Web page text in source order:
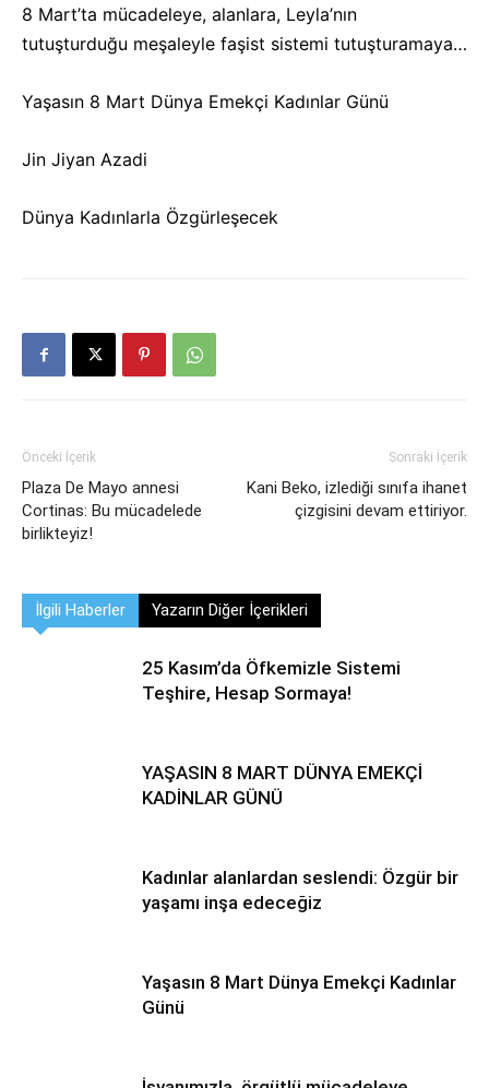
8 Mart’ta mücadeleye, alanlara, Leyla’nın
tutuşturduğu meşaleyle faşist sistemi tutuşturamaya…
Yaşasın 8 Mart Dünya Emekçi Kadınlar Günü
Jin Jiyan Azadi
Dünya Kadınlarla Özgürleşecek
Önceki İçerik
Plaza De Mayo annesi
Cortinas: Bu mücadelede
birlikteyiz!
Sonraki İçerik
Kani Beko, izlediği sınıfa ihanet
çizgisini devam ettiriyor.
İlgili Haberler Yazarın Diğer İçerikleri
25 Kasım’da Öfkemizle Sistemi
Teşhire, Hesap Sormaya!
YAŞASIN 8 MART DÜNYA EMEKÇİ
KADİNLAR GÜNÜ
Kadınlar alanlardan seslendi: Özgür bir
yaşamı inşa edeceğiz
Yaşasın 8 Mart Dünya Emekçi Kadınlar
Günü